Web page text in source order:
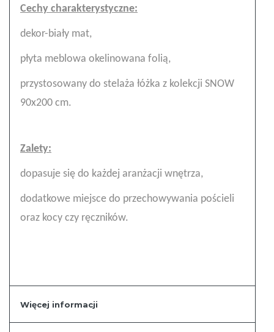
Cechy charakterystyczne:
dekor-biały mat,
płyta meblowa okelinowana folią,
przystosowany do stelaża łóżka z kolekcji SNOW
90x200 cm.
Zalety:
dopasuje się do każdej aranżacji wnętrza,
dodatkowe miejsce do przechowywania pościeli
oraz kocy czy ręczników.
Więcej informacji